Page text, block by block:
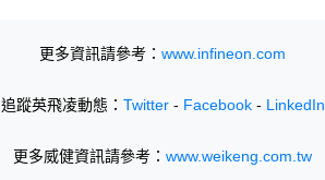
更多資訊請參考： www.infineon.com
追蹤英飛凌動態： Twitter- Facebook- LinkedIn
更多威健資訊請參考： www.weikeng.com.tw